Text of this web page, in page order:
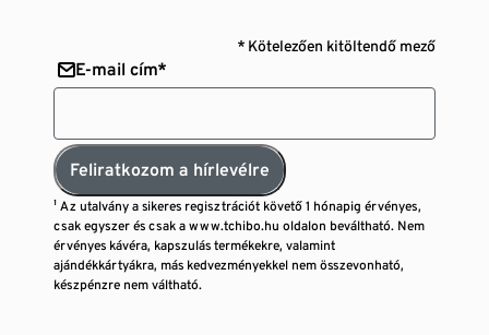
* Kötelezően kitöltendő mező
E-mail cím*
Feliratkozom a hírlevélre
¹ Az utalvány a sikeres regisztrációt követő 1 hónapig érvényes,
csak egyszer és csak a www.tchibo.hu oldalon beváltható. Nem
érvényes kávéra, kapszulás termékekre, valamint
ajándékkártyákra, más kedvezményekkel nem összevonható,
készpénzre nem váltható.